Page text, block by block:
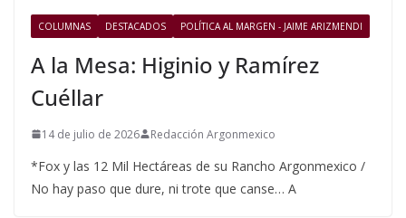
COLUMNAS DESTACADOS POLÍTICA AL MARGEN - JAIME ARIZMENDI
A la Mesa: Higinio y Ramírez
Cuéllar
14 de julio de 2026 Redacción Argonmexico
*Fox y las 12 Mil Hectáreas de su Rancho Argonmexico /
No hay paso que dure, ni trote que canse… A